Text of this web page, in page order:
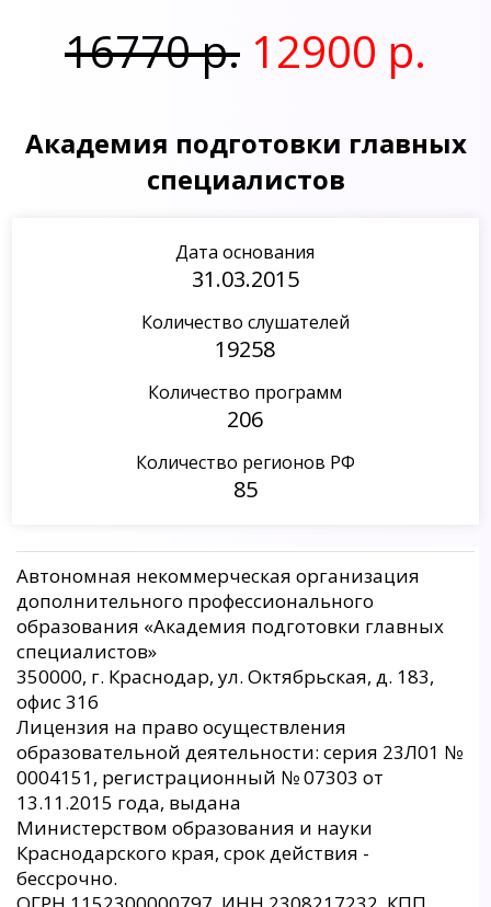
16770 р. 12900 р.
Академия подготовки главных
специалистов
Дата основания
31.03.2015
Количество слушателей
19258
Количество программ
206
Количество регионов РФ
85
Автономная некоммерческая организация
дополнительного профессионального
образования «Академия подготовки главных
специалистов»
350000, г. Краснодар, ул. Октябрьская, д. 183,
офис 316
Лицензия на право осуществления
образовательной деятельности: серия 23Л01 №
0004151, регистрационный № 07303 от
13.11.2015 года, выдана
Министерством образования и науки
Краснодарского края, срок действия -
бессрочно.